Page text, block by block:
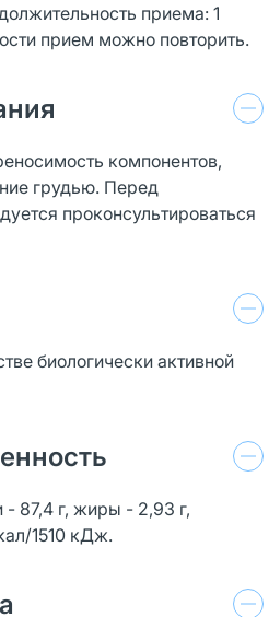
приема: 1
прием можно повторить.
компонентов,
грудью. Перед
проконсультироваться
биологически активной
- 87,4 г, жиры - 2,93 г,
1510 кДж.